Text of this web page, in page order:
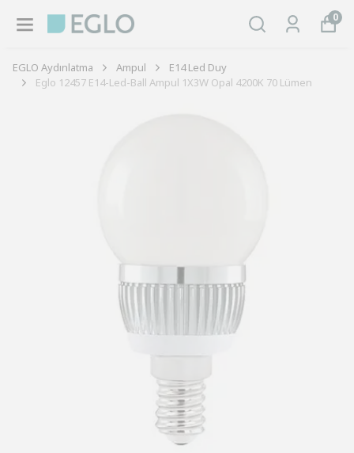
0
EGLO Aydınlatma Ampul
E14 Led Duy
Eglo 12457 E14-Led-Ball Ampul 1X3W Opal 4200K 70 Lümen